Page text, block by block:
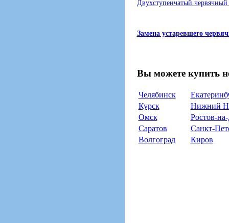
Двухступенчатый
Замена устаревшего
Вы можете купить
Челябинск
Курск
Нижний
Омск
Ростов-
Саратов
Санкт-
Волгоград
Киров